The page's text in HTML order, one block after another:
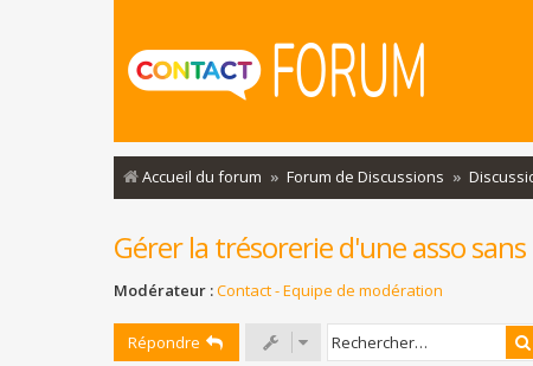
Accueil du forum Forum de Discussions
Gérer la trésorerie d'une asso
Modérateur :Contact - Equipe de modération
Répondre